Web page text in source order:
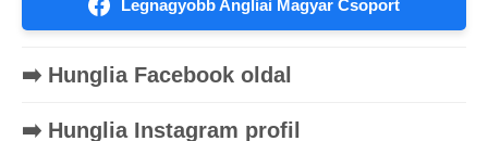
Legnagyobb Angliai Magyar Csoport
➡️ Hunglia Facebook oldal
➡️ Hunglia Instagram profil